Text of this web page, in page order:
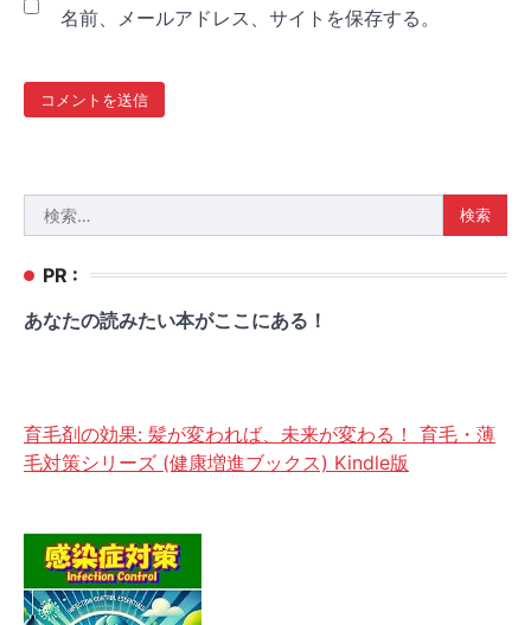
名前、メールアドレス、サイトを保存する。
索:
PR :
あなたの読みたい本がここにある！
育毛剤の効果: 髪が変われば、未来が変わる！ 育毛・薄
毛対策シリーズ (健康増進ブックス) Kindle版